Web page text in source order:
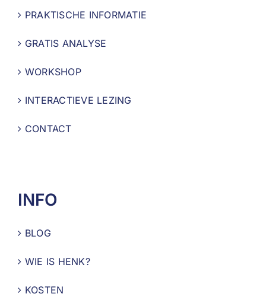
PRAKTISCHE INFORMATIE
GRATIS ANALYSE
WORKSHOP
INTERACTIEVE LEZING
CONTACT
INFO
BLOG
WIE IS HENK?
KOSTEN